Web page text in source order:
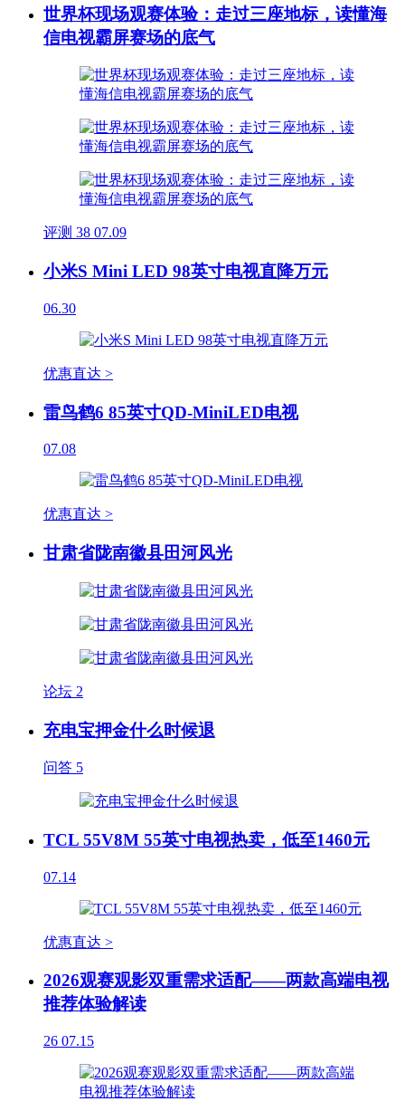
世界杯现场观赛体验：走过三座地标，读懂海
信电视霸屏赛场的底气
评测 38 07.09
小米S Mini LED 98英寸电视直降万元
06.30
优惠直达 >
雷鸟鹤6 85英寸QD-MiniLED电视
07.08
优惠直达 >
甘肃省陇南徽县田河风光
论坛 2
充电宝押金什么时候退
问答 5
TCL 55V8M 55英寸电视热卖，低至1460元
07.14
优惠直达 >
2026观赛观影双重需求适配——两款高端电视
推荐体验解读
26 07.15